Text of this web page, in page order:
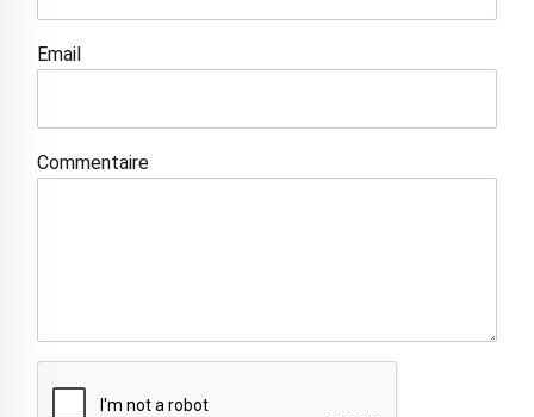
Email
Commentaire